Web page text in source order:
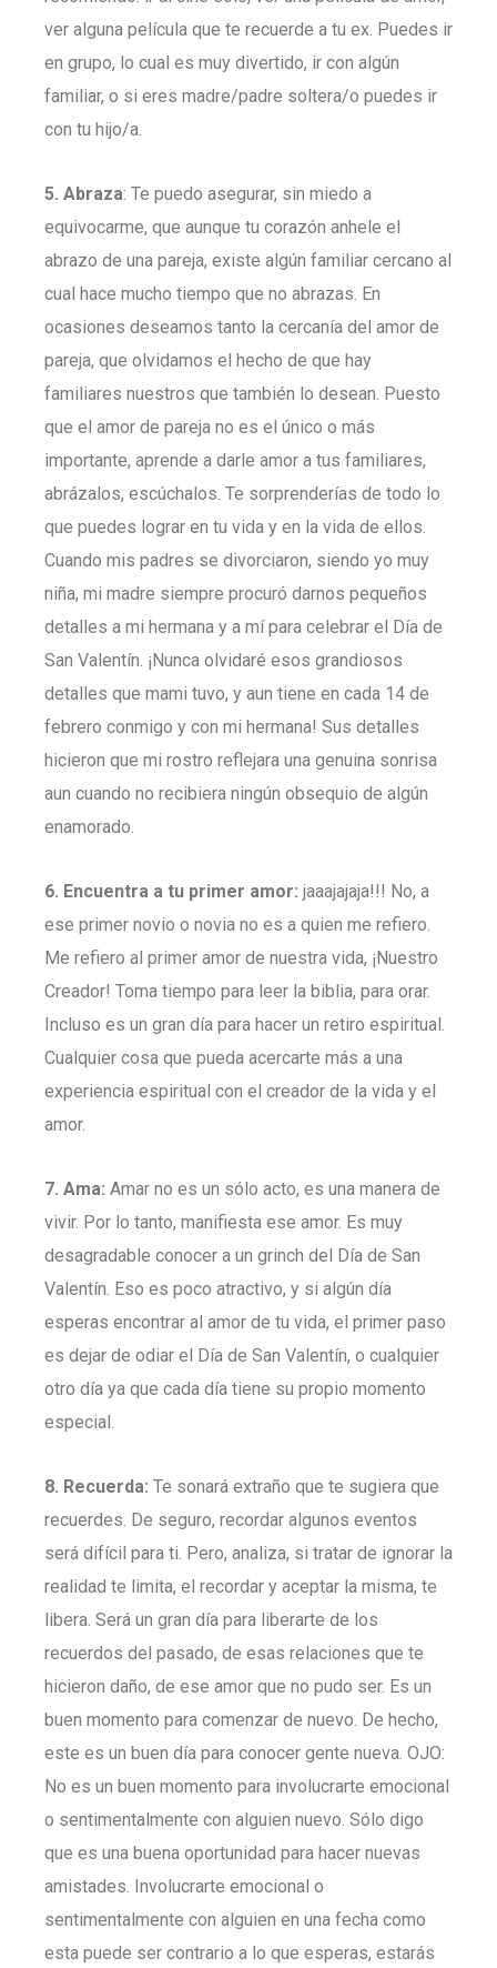
ver alguna película que te recuerde a tu ex. Puedes ir
en grupo, lo cual es muy divertido, ir con algún
familiar, o si eres madre/padre soltera/o puedes ir
con tu hijo/a.
5. Abraza: Te puedo asegurar, sin miedo a
equivocarme, que aunque tu corazón anhele el
abrazo de una pareja, existe algún familiar cercano al
cual hace mucho tiempo que no abrazas. En
ocasiones deseamos tanto la cercanía del amor de
pareja, que olvidamos el hecho de que hay
familiares nuestros que también lo desean. Puesto
que el amor de pareja no es el único o más
importante, aprende a darle amor a tus familiares,
abrázalos, escúchalos. Te sorprenderías de todo lo
que puedes lograr en tu vida y en la vida de ellos.
Cuando mis padres se divorciaron, siendo yo muy
niña, mi madre siempre procuró darnos pequeños
detalles a mi hermana y a mí para celebrar el Día de
San Valentín. ¡Nunca olvidaré esos grandiosos
detalles que mami tuvo, y aun tiene en cada 14 de
febrero conmigo y con mi hermana! Sus detalles
hicieron que mi rostro reflejara una genuina sonrisa
aun cuando no recibiera ningún obsequio de algún
enamorado.
6. Encuentra a tu primer amor: jaaajajaja!!! No, a
ese primer novio o novia no es a quien me refiero.
Me refiero al primer amor de nuestra vida, ¡Nuestro
Creador! Toma tiempo para leer la biblia, para orar.
Incluso es un gran día para hacer un retiro espiritual.
Cualquier cosa que pueda acercarte más a una
experiencia espiritual con el creador de la vida y el
amor.
7. Ama: Amar no es un sólo acto, es una manera de
vivir. Por lo tanto, manifiesta ese amor. Es muy
desagradable conocer a un grinch del Día de San
Valentín. Eso es poco atractivo, y si algún día
esperas encontrar al amor de tu vida, el primer paso
es dejar de odiar el Día de San Valentín, o cualquier
otro día ya que cada día tiene su propio momento
especial.
8. Recuerda: Te sonará extraño que te sugiera que
recuerdes. De seguro, recordar algunos eventos
será difícil para ti. Pero, analiza, si tratar de ignorar la
realidad te limita, el recordar y aceptar la misma, te
libera. Será un gran día para liberarte de los
recuerdos del pasado, de esas relaciones que te
hicieron daño, de ese amor que no pudo ser. Es un
buen momento para comenzar de nuevo. De hecho,
este es un buen día para conocer gente nueva. OJO:
No es un buen momento para involucrarte emocional
o sentimentalmente con alguien nuevo. Sólo digo
que es una buena oportunidad para hacer nuevas
amistades. Involucrarte emocional o
sentimentalmente con alguien en una fecha como
esta puede ser contrario a lo que esperas, estarás